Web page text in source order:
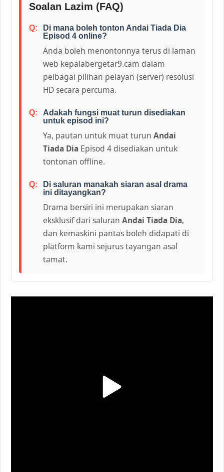
Soalan Lazim (FAQ)
Di mana boleh tonton Andai Tiada Dia
Episod 4 online?
Anda boleh menontonnya terus di laman
web kepalabergetar9.cam dalam
pelbagai pilihan pelayan (server) resolusi
HD secara percuma.
Adakah fungsi muat turun disediakan
untuk episod ini?
Ya, pautan untuk muat turunAndai
Tiada Dia Episod 4 disediakan untuk
tontonan offline.
Di saluran manakah siaran asal drama
ini ditayangkan?
Drama bersiri ini merupakan siaran
eksklusif dari saluranAndai Tiada Dia,
dan kemaskini pantas boleh didapati di
platform kami sejurus tayangan asal
tamat.